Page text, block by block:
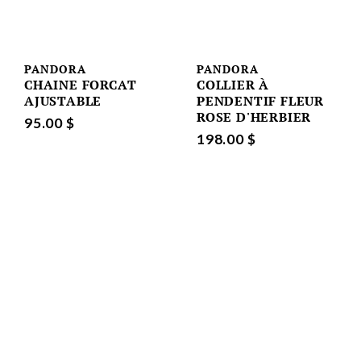
PANDORA
CHAINE FORCAT
AJUSTABLE
95.00 $
PANDORA
COLLIER À
PENDENTIF FLEUR
ROSE D'HERBIER
198.00 $